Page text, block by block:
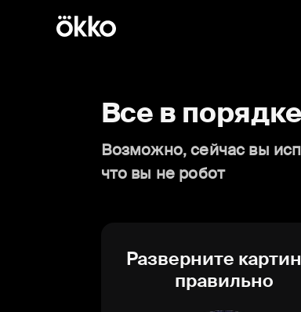
Все в
Возможно, сейчас вы
что вы не робот
Разверните
правильно